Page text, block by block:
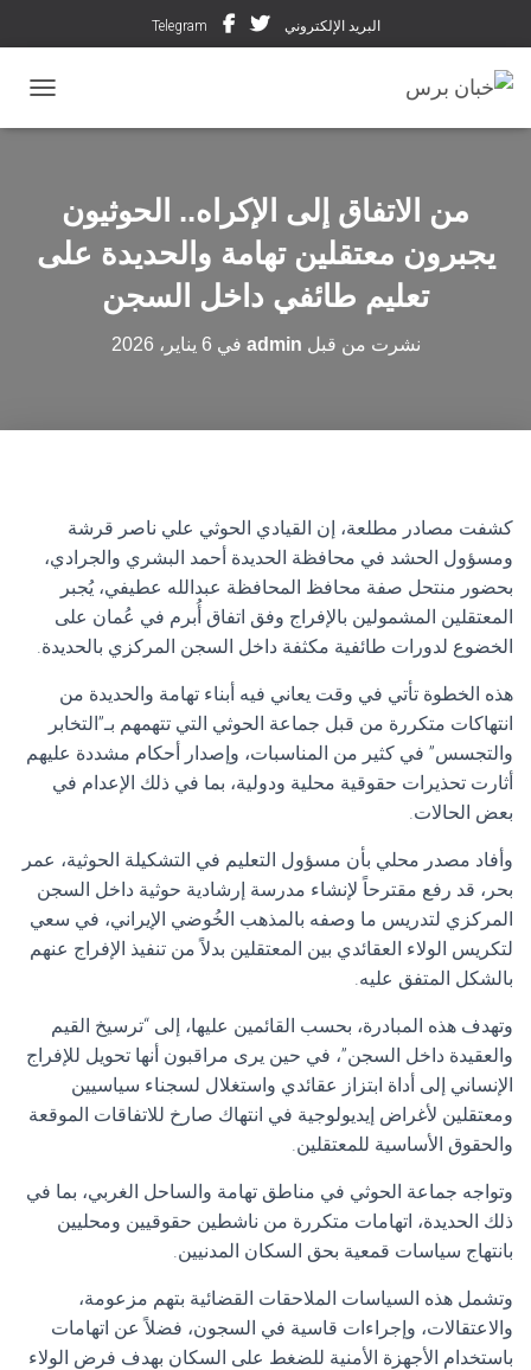
البريد الإلكتروني Telegram
من الاتفاق إلى الإكراه.. الحوثيون
يجبرون معتقلين تهامة والحديدة على
تعليم طائفي داخل السجن
نشرت من قبل admin في 6 يناير، 2026
كشفت مصادر مطلعة، إن القيادي الحوثي علي ناصر قرشة
ومسؤول الحشد في محافظة الحديدة أحمد البشري والجرادي،
بحضور منتحل صفة محافظ المحافظة عبدالله عطيفي، يُجبر
المعتقلين المشمولين بالإفراج وفق اتفاق أُبرم في عُمان على
الخضوع لدورات طائفية مكثفة داخل السجن المركزي بالحديدة.
هذه الخطوة تأتي في وقت يعاني فيه أبناء تهامة والحديدة من
انتهاكات متكررة من قبل جماعة الحوثي التي تتهمهم بـ”التخابر
والتجسس” في كثير من المناسبات، وإصدار أحكام مشددة عليهم
أثارت تحذيرات حقوقية محلية ودولية، بما في ذلك الإعدام في
بعض الحالات.
وأفاد مصدر محلي بأن مسؤول التعليم في التشكيلة الحوثية، عمر
بحر، قد رفع مقترحاً لإنشاء مدرسة إرشادية حوثية داخل السجن
المركزي لتدريس ما وصفه بالمذهب الخُوضي الإيراني، في سعي
لتكريس الولاء العقائدي بين المعتقلين بدلاً من تنفيذ الإفراج عنهم
بالشكل المتفق عليه.
وتهدف هذه المبادرة، بحسب القائمين عليها، إلى “ترسيخ القيم
والعقيدة داخل السجن”، في حين يرى مراقبون أنها تحويل للإفراج
الإنساني إلى أداة ابتزاز عقائدي واستغلال لسجناء سياسيين
ومعتقلين لأغراض إيديولوجية في انتهاك صارخ للاتفاقات الموقعة
والحقوق الأساسية للمعتقلين.
وتواجه جماعة الحوثي في مناطق تهامة والساحل الغربي، بما في
ذلك الحديدة، اتهامات متكررة من ناشطين حقوقيين ومحليين
بانتهاج سياسات قمعية بحق السكان المدنيين.
وتشمل هذه السياسات الملاحقات القضائية بتهم مزعومة،
والاعتقالات، وإجراءات قاسية في السجون، فضلاً عن اتهامات
باستخدام الأجهزة الأمنية للضغط على السكان بهدف فرض الولاء